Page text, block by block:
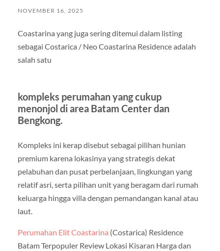
NOVEMBER 16, 2025
Coastarina yang juga sering ditemui dalam listing
sebagai Costarica / Neo Coastarina Residence adalah
salah satu
kompleks perumahan yang cukup
menonjol di area Batam Center dan
Bengkong.
Kompleks ini kerap disebut sebagai pilihan hunian
premium karena lokasinya yang strategis dekat
pelabuhan dan pusat perbelanjaan, lingkungan yang
relatif asri, serta pilihan unit yang beragam dari rumah
keluarga hingga villa dengan pemandangan kanal atau
laut.
Perumahan Elit Coastarina (Costarica) Residence
Batam Terpopuler Review Lokasi Kisaran Harga dan